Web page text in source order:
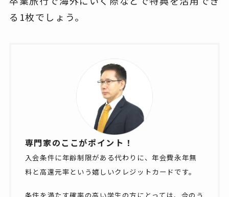
る1枚でしょう。
専門家のここがポイント！
入会条件に年齢制限がある代わりに、年会費永年無
料と高還元率という嬉しいクレジットカードです。